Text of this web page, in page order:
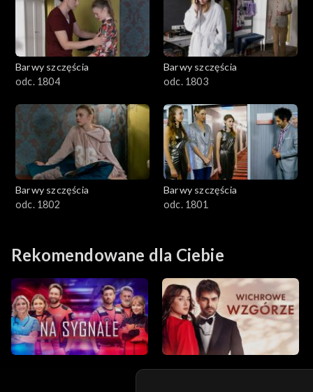
Barwy szczęścia
odc. 1804
Barwy szczęścia
odc. 1803
Barwy szczęścia
odc. 1802
Barwy szczęścia
odc. 1801
Rekomendowane dla Ciebie